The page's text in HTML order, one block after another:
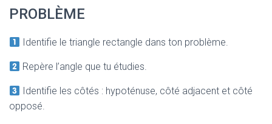
PROBLÈME
Identifie le triangle rectangle dans ton problème.
Repère l’angle que tu étudies.
Identifie les côtés : hypoténuse, côté adjacent et côté
opposé.